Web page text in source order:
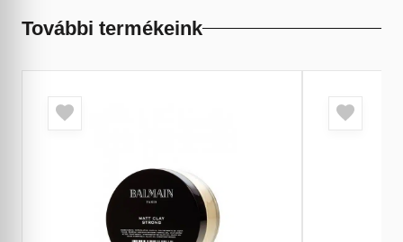
További termékeink